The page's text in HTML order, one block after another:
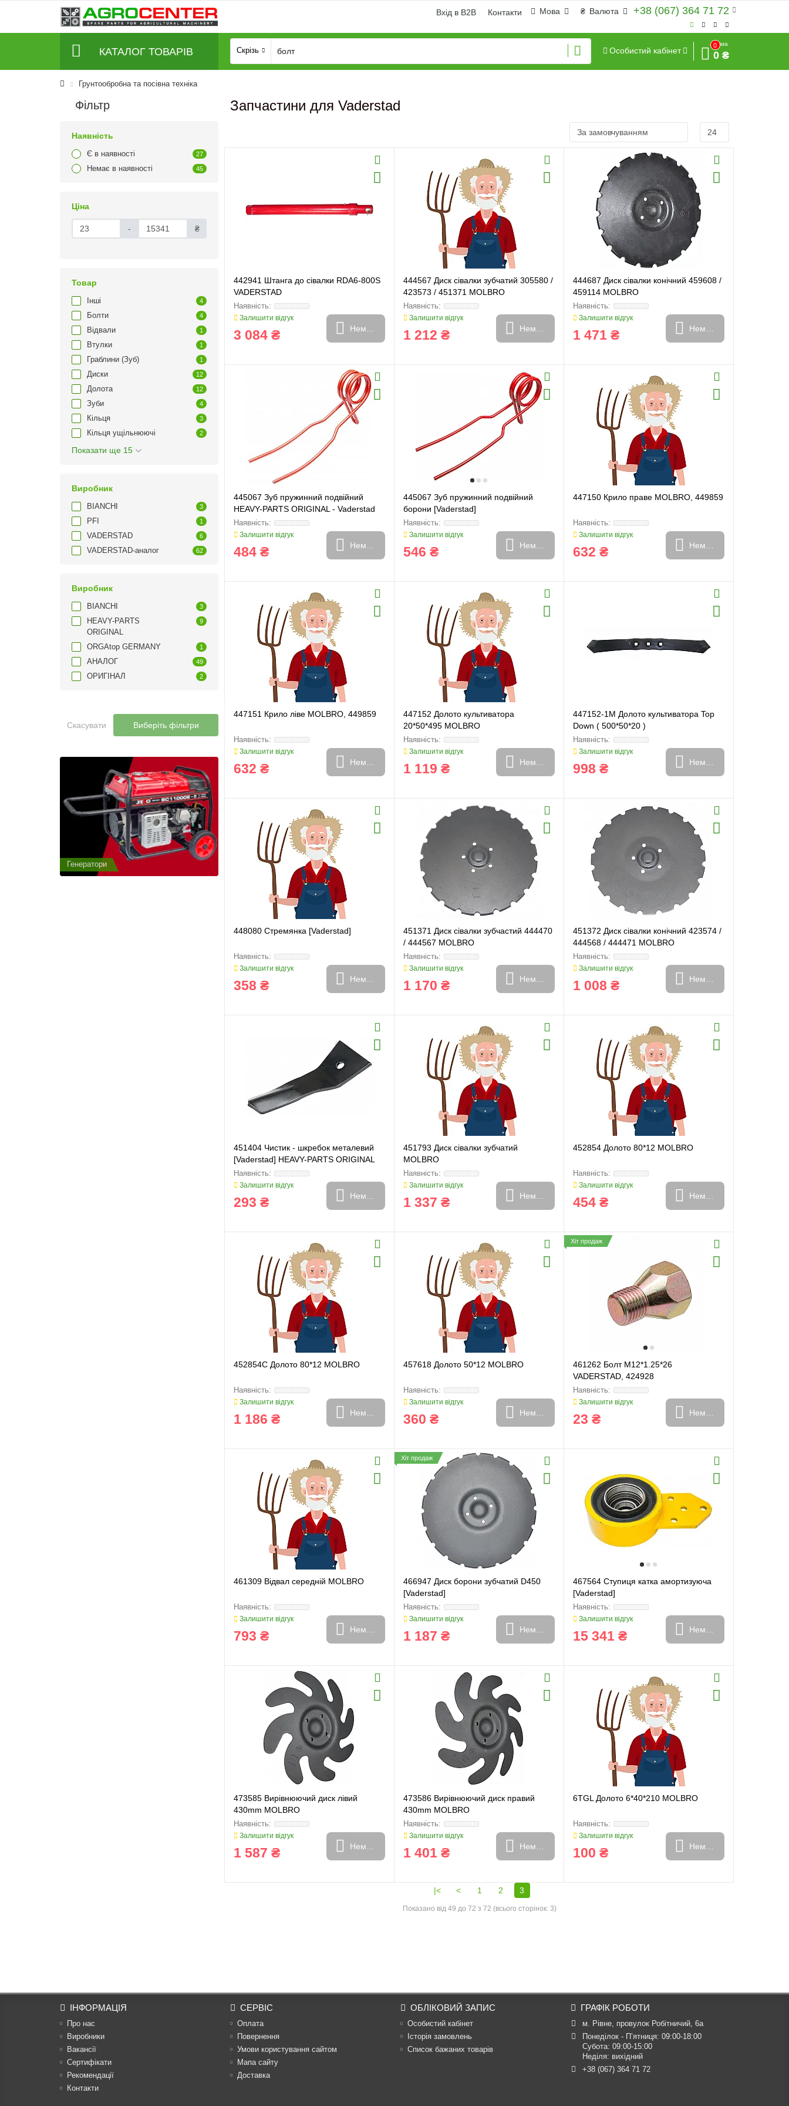
+38 (067) 364 71 72
₴ Валюта
Мова
Вхід в B2B Контакти
КАТАЛОГ ТОВАРІВ Скрізь Особистий кабінет
0
Сума
0 ₴
Грунтообробна та посівна техніка
Фільтр
Наявність
Є в наявності 27
Немає в наявності 45
Ціна
- ₴
Товар
Інші 4
Болти 4
Відвали 1
Втулки 1
Граблини (Зуб) 1
Диски 12
Долота 12
Зуби 4
Кільця 3
Кільця ущільнюючі 2
Показати ще 15
Виробник
BIANCHI 3
PFI 1
VADERSTAD 6
VADERSTAD-аналог 62
Виробник
BIANCHI 3
HEAVY-PARTS
ORIGINAL
9
ORGAtop GERMANY 1
АНАЛОГ 49
ОРИГІНАЛ 2
Скасувати Виберіть фільтри
Генератори Генератори Генератори
Запчастини для Vaderstad
442941 Штанга до сівалки RDA6-800S
VADERSTAD
Залишити відгук
3 084 ₴ Немає в наявності
444567 Диск сівалки зубчатий 305580 /
423573 / 451371 MOLBRO
Залишити відгук
1 212 ₴ Немає в наявності
444687 Диск сівалки конічний 459608 /
459114 MOLBRO
Залишити відгук
1 471 ₴ Немає в наявності
445067 Зуб пружинний подвійний
HEAVY-PARTS ORIGINAL - Vaderstad
Залишити відгук
484 ₴ Немає в наявності
445067 Зуб пружинний подвійний
борони [Vaderstad]
Залишити відгук
546 ₴ Немає в наявності
447150 Крило праве MOLBRO, 449859
Залишити відгук
632 ₴ Немає в наявності
447151 Крило ліве MOLBRO, 449859
Залишити відгук
632 ₴ Немає в наявності
447152 Долото культиватора
20*50*495 MOLBRO
Залишити відгук
1 119 ₴ Немає в наявності
447152-1M Долото культиватора Top
Down ( 500*50*20 )
Залишити відгук
998 ₴ Немає в наявності
448080 Стремянка [Vaderstad]
Залишити відгук
358 ₴ Немає в наявності
451371 Диск сівалки зубчастий 444470
/ 444567 MOLBRO
Залишити відгук
1 170 ₴ Немає в наявності
451372 Диск сівалки конічний 423574 /
444568 / 444471 MOLBRO
Залишити відгук
1 008 ₴ Немає в наявності
451404 Чистик - шкребок металевий
[Vaderstad] HEAVY-PARTS ORIGINAL
Залишити відгук
293 ₴ Немає в наявності
451793 Диск сівалки зубчатий
MOLBRO
Залишити відгук
1 337 ₴ Немає в наявності
452854 Долото 80*12 MOLBRO
Залишити відгук
454 ₴ Немає в наявності
452854C Долото 80*12 MOLBRO
Залишити відгук
1 186 ₴ Немає в наявності
457618 Долото 50*12 MOLBRO
Залишити відгук
360 ₴ Немає в наявності
Хіт продаж
461262 Болт M12*1.25*26
VADERSTAD, 424928
Залишити відгук
23 ₴ Немає в наявності
461309 Відвал середній MOLBRO
Залишити відгук
793 ₴ Немає в наявності
Хіт продаж
466947 Диск борони зубчатий D450
[Vaderstad]
Залишити відгук
1 187 ₴ Немає в наявності
467564 Ступиця катка амортизуюча
[Vaderstad]
Залишити відгук
15 341 ₴ Немає в наявності
473585 Вирівнюючий диск лівий
430mm MOLBRO
Залишити відгук
1 587 ₴ Немає в наявності
473586 Вирівнюючий диск правий
430mm MOLBRO
Залишити відгук
1 401 ₴ Немає в наявності
6TGL Долото 6*40*210 MOLBRO
Залишити відгук
100 ₴ Немає в наявності
|< < 1 2 3
Показано від 49 до 72 з 72 (всього сторінок: 3)
ІНФОРМАЦІЯ
Про нас
Виробники
Вакансії
Сертифікати
Рекомендації
Контакти
СЕРВІС
Оплата
Повернення
Умови користування сайтом
Мапа сайту
Доставка
ОБЛІКОВИЙ ЗАПИС
Особистий кабінет
Історія замовлень
Список бажаних товарів
ГРАФІК РОБОТИ
м. Рівне, провулок Робітничий, 6а
Понеділок - П’ятниця: 09:00-18:00
Субота: 09:00-15:00
Неділя: вихідний
+38 (067) 364 71 72